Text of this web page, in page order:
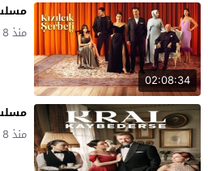
02:08:34
منذ 8 أشهر
منذ 8 أشهر